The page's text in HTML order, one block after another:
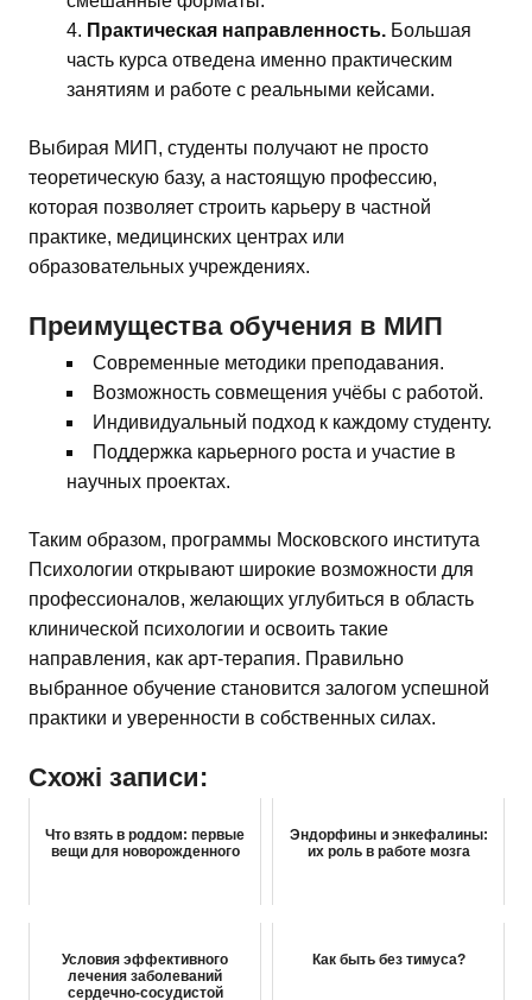
Практическая направленность. Большая
часть курса отведена именно практическим
занятиям и работе с реальными кейсами.
Выбирая МИП, студенты получают не просто
теоретическую базу, а настоящую профессию,
которая позволяет строить карьеру в частной
практике, медицинских центрах или
образовательных учреждениях.
Преимущества обучения в МИП
Современные методики преподавания.
Возможность совмещения учёбы с работой.
Индивидуальный подход к каждому студенту.
Поддержка карьерного роста и участие в
научных проектах.
Таким образом, программы Московского института
Психологии открывают широкие возможности для
профессионалов, желающих углубиться в область
клинической психологии и освоить такие
направления, как арт-терапия. Правильно
выбранное обучение становится залогом успешной
практики и уверенности в собственных силах.
Схожі записи:
Что взять в роддом: первые
вещи для новорожденного
Эндорфины и энкефалины:
их роль в работе мозга
Условия эффективного
лечения заболеваний
сердечно-сосудистой
Как быть без тимуса?